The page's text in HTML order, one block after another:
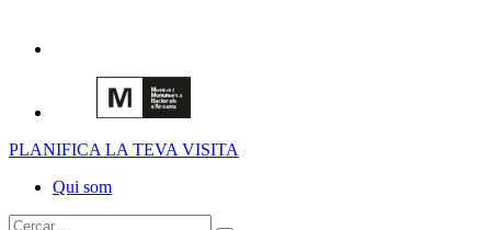
PLANIFICA LA TEVA VISITA
Qui som